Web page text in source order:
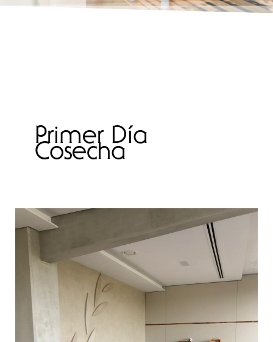
Primer Día
Cosecha
revolución
AOVE:
Temprana
Finca
Badenes